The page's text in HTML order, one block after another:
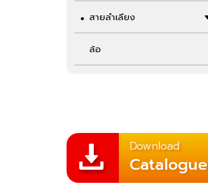
สายลำเลียง
ล้อ
Download
Catalogue